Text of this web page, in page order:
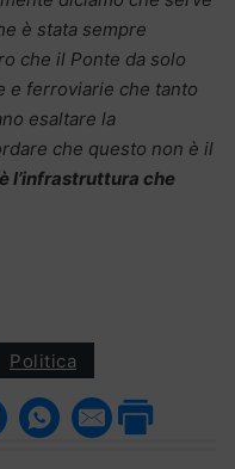
è stata sempre
che il Ponte da solo
e ferroviarie che tanto
esaltare la
che questo non è il
è l’infrastruttura che
Politica